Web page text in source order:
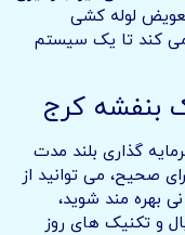
لوله کشی
کند تا یک سیستم
بنفشه کرج
گذاری بلند مدت
صحیح، می توانید از
بهره مند شوید،
و تکنیک های روز